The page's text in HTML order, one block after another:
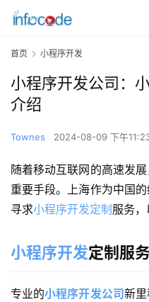
首页 小程序开发
小程序开发公司：
介绍
Townes 2024-08-09 下午
随着移动互联网的高速发
重要手段。上海作为中国
寻求小程序开发定制 服务，
小程序开发定制服务
专业的小程序开发公司新